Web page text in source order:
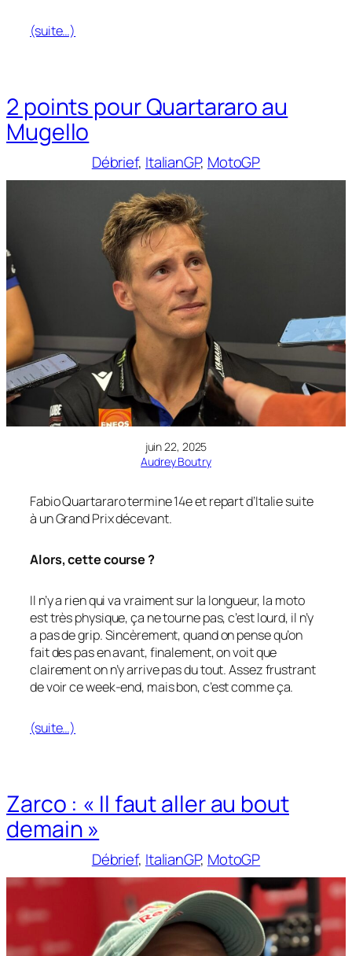
(suite…)
2 points pour Quartararo au
Mugello
Débrief, ItalianGP, MotoGP
juin 22, 2025
Audrey Boutry
Fabio Quartararo termine 14e et repart d’Italie suite
à un Grand Prix décevant.
Alors, cette course ?
Il n’y a rien qui va vraiment sur la longueur, la moto
est très physique, ça ne tourne pas, c’est lourd, il n’y
a pas de grip. Sincèrement, quand on pense qu’on
fait des pas en avant, finalement, on voit que
clairement on n’y arrive pas du tout. Assez frustrant
de voir ce week-end, mais bon, c’est comme ça.
(suite…)
Zarco : « Il faut aller au bout
demain »
Débrief, ItalianGP, MotoGP